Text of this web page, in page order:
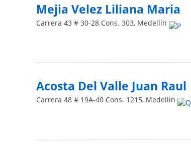
Mejia Velez Liliana Maria
Carrera 43 # 30-28 Cons. 303, Medellín
Acosta Del Valle Juan Raul
Carrera 48 # 19A-40 Cons. 1215, Medellín